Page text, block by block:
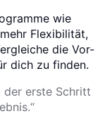
wie
Flexibilität,
die Vor-
dich zu finden.
der erste Schritt